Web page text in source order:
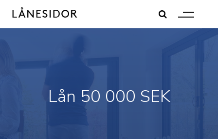
content
Lån 50 000 SEK